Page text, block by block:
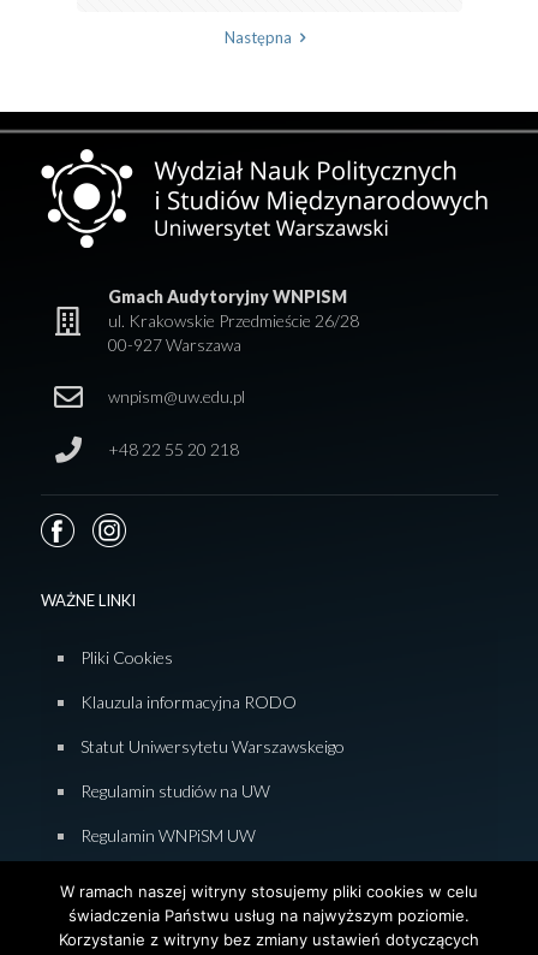
Następna
Gmach Audytoryjny WNPISM
ul. Krakowskie Przedmieście 26/28
00-927 Warszawa
wnpism@uw.edu.pl
+48 22 55 20 218
WAŻNE LINKI
Pliki Cookies
Klauzula informacyjna RODO
Statut Uniwersytetu Warszawskeigo
Regulamin studiów na UW
Regulamin WNPiSM UW
Deklaracja dostępności WNPiSM
W ramach naszej witryny stosujemy pliki cookies w celu
świadczenia Państwu usług na najwyższym poziomie.
Korzystanie z witryny bez zmiany ustawień dotyczących